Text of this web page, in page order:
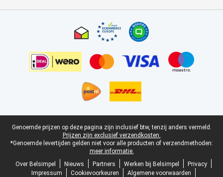
Juridische voettekst
Genoemde prijzen op deze pagina zijn inclusief btw, tenzij anders vermeld.
Prijzen zijn exclusief verzendkosten.
*Genoemde levertijden gelden niet voor alle producten of verzendmethoden:
meer informatie.
Over Belsimpel
Nieuws Partners Werken bij Belsimpel
Privacy
Impressum
Cookievoorkeuren
Algemene voorwaarden